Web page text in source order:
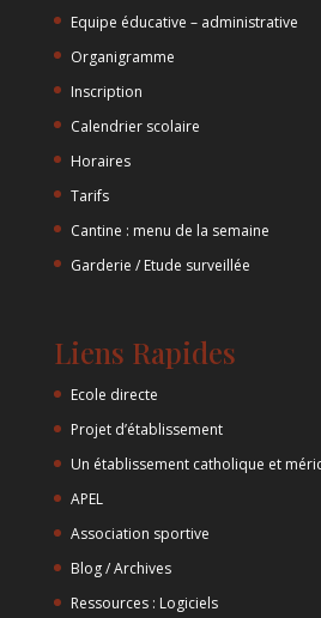
Equipe éducative – administrative
Organigramme
Inscription
Calendrier scolaire
Horaires
Tarifs
Cantine : menu de la semaine
Garderie / Etude surveillée
Liens Rapides
Ecole directe
Projet d’établissement
Un établissement catholique et
APEL
Association sportive
Blog / Archives
Ressources : Logiciels